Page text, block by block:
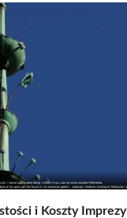
i Koszty Imprezy